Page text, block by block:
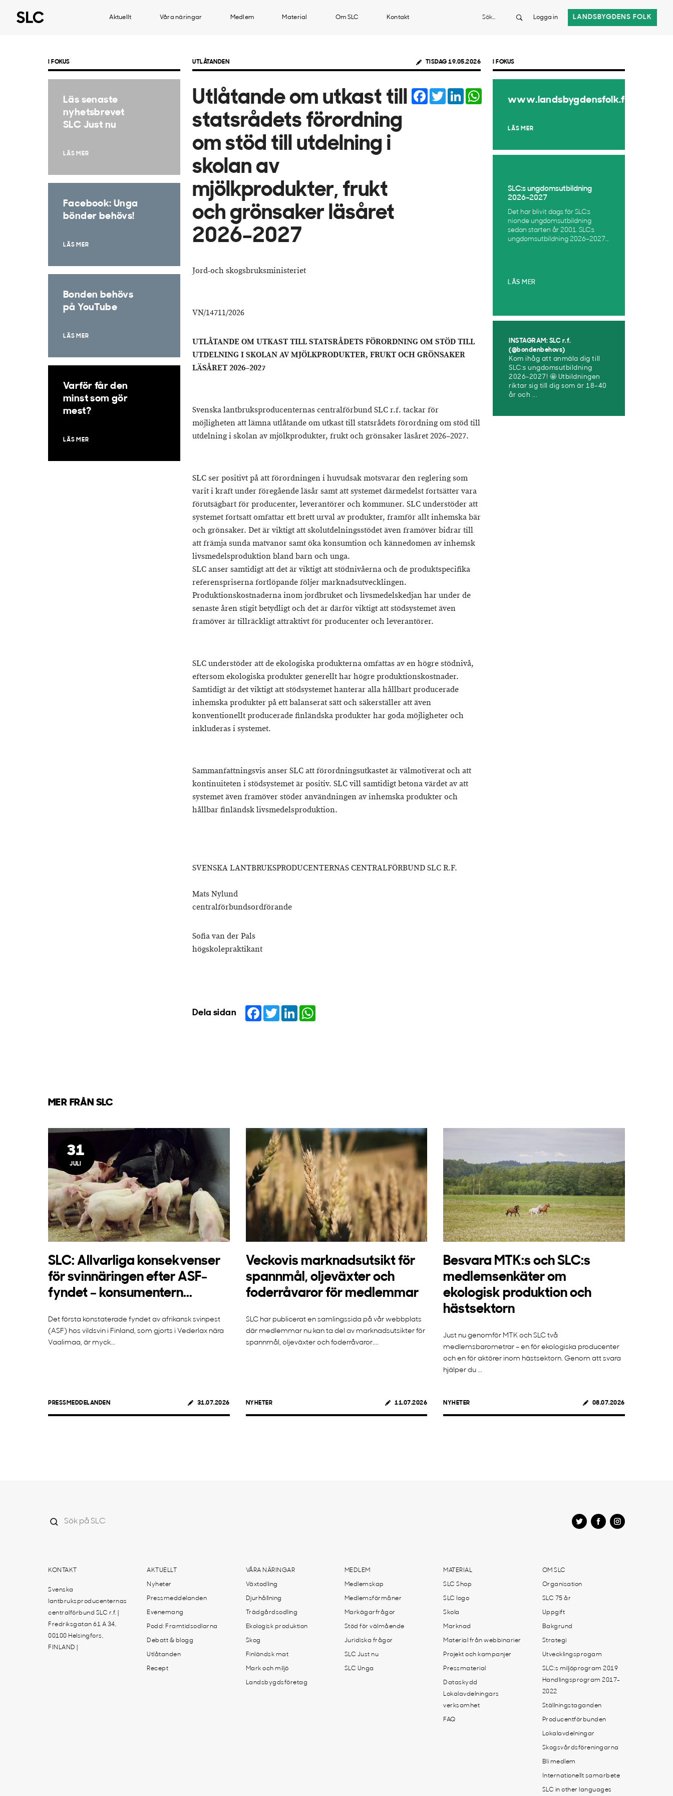
Aktuellt Våra näringar Medlem Material Om SLC Kontakt Sök Logga in LANDSBYGDENS FOLK
UTLÅTANDEN TISDAG 19.05.2026
Utlåtande om utkast till
statsrådets förordning
om stöd till utdelning i
skolan av
mjölkprodukter, frukt
och grönsaker läsåret
2026–2027
Facebook
TwitterLinkedIn
Jord-och skogsbruksministeriet
VN/14711/2026
UTLÅTANDE OM UTKAST TILL STATSRÅDETS FÖRORDNING OM STÖD TILL
UTDELNING I SKOLAN AV MJÖLKPRODUKTER, FRUKT OCH GRÖNSAKER
LÄSÅRET 2026–2027
Svenska lantbruksproducenternas centralförbund SLC r.f. tackar för
möjligheten att lämna utlåtande om utkast till statsrådets förordning om stöd till
utdelning i skolan av mjölkprodukter, frukt och grönsaker läsåret 2026–2027.
SLC ser positivt på att förordningen i huvudsak motsvarar den reglering som
varit i kraft under föregående läsår samt att systemet därmedelst fortsätter vara
förutsägbart för producenter, leverantörer och kommuner. SLC understöder att
systemet fortsatt omfattar ett brett urval av produkter, framför allt inhemska bär
och grönsaker. Det är viktigt att skolutdelningsstödet även framöver bidrar till
att främja sunda matvanor samt öka konsumtion och kännedomen av inhemsk
livsmedelsproduktion bland barn och unga.
SLC anser samtidigt att det är viktigt att stödnivåerna och de produktspecifika
referenspriserna fortlöpande följer marknadsutvecklingen.
Produktionskostnaderna inom jordbruket och livsmedelskedjan har under de
senaste åren stigit betydligt och det är därför viktigt att stödsystemet även
framöver är tillräckligt attraktivt för producenter och leverantörer.
SLC understöder att de ekologiska produkterna omfattas av en högre stödnivå,
eftersom ekologiska produkter generellt har högre produktionskostnader.
Samtidigt är det viktigt att stödsystemet hanterar alla hållbart producerade
inhemska produkter på ett balanserat sätt och säkerställer att även
konventionellt producerade finländska produkter har goda möjligheter och
inkluderas i systemet.
Sammanfattningsvis anser SLC att förordningsutkastet är välmotiverat och att
kontinuiteten i stödsystemet är positiv. SLC vill samtidigt betona värdet av att
systemet även framöver stöder användningen av inhemska produkter och
hållbar finländsk livsmedelsproduktion.
SVENSKA LANTBRUKSPRODUCENTERNAS CENTRALFÖRBUND SLC R.F.
Mats Nylund
centralförbundsordförande
Sofia van der Pals
högskolepraktikant
Dela sidan Facebook
TwitterLinkedIn
I FOKUS
Läs senaste
nyhetsbrevet
SLC Just nu
LÄS MER
Facebook: Unga
bönder behövs!
LÄS MER
Bonden behövs
på YouTube
LÄS MER
Varför får den
minst som gör
mest?
LÄS MER
I FOKUS
www.landsbygdensfolk.fi
LÄS MER
SLC:s ungdomsutbildning
2026–2027
Det har blivit dags för SLC:s
nionde ungdomsutbildning
sedan starten år 2001. SLC:s
ungdomsutbildning 2026–2027...
LÄS MER
INSTAGRAM: SLC r.f.
(@bondenbehovs)
Kom ihåg att anmäla dig till
SLC:s ungdomsutbildning
2026-2027! 🤩 Utbildningen
riktar sig till dig som är 18–40
år och ...
MER FRÅN SLC
31
JULI
SLC: Allvarliga konsekvenser
för svinnäringen efter ASF-
fyndet – konsumentern...
Det första konstaterade fyndet av afrikansk svinpest
(ASF) hos vildsvin i Finland, som gjorts i Vederlax nära
Vaalimaa, är myck...
PRESSMEDDELANDEN 31.07.2026
Veckovis marknadsutsikt för
spannmål, oljeväxter och
foderråvaror för medlemmar
SLC har publicerat en samlingssida på vår webbplats
där medlemmar nu kan ta del av marknadsutsikter för
spannmål, oljeväxter och foderråvaror....
NYHETER 11.07.2026
Besvara MTK:s och SLC:s
medlemsenkäter om
ekologisk produktion och
hästsektorn
Just nu genomför MTK och SLC två
medlemsbarometrar – en för ekologiska producenter
och en för aktörer inom hästsektorn. Genom att svara
hjälper du ...
NYHETER 08.07.2026
KONTAKT
Svenska
lantbruksproducenternas
centralförbund SLC r.f. |
Fredriksgatan 61 A 34,
00100 Helsingfors,
FINLAND |
AKTUELLT
Nyheter
Pressmeddelanden
Evenemang
Podd: Framtidsodlarna
Debatt & blogg
Utlåtanden
Recept
VÅRA NÄRINGAR
Växtodling
Djurhållning
Trädgårdsodling
Ekologisk produktion
Skog
Finländsk mat
Mark och miljö
Landsbygdsföretag
MEDLEM
Medlemskap
Medlemsförmåner
Markägarfrågor
Stöd för välmående
Juridiska frågor
SLC Just nu
SLC Unga
MATERIAL
SLC Shop
SLC logo
Skola
Marknad
Material från webbinarier
Projekt och kampanjer
Pressmaterial
Dataskydd
Lokalavdelningars
verksamhet
FAQ
OM SLC
Organisation
SLC 75 år
Uppgift
Bakgrund
Strategi
Utvecklingsprogam
SLC:s miljöprogram 2019
Handlingsprogram 2017-
2022
Ställningstaganden
Producentförbunden
Lokalavdelningar
Skogsvårdsföreningarna
Bli medlem
Internationellt samarbete
SLC in other languages